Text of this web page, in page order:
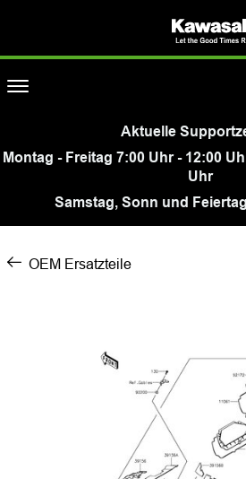
Aktuelle
Montag - Freitag 7:00 Uhr - 12:00
Uhr
Samstag, Sonn und
OEM Ersatzteile